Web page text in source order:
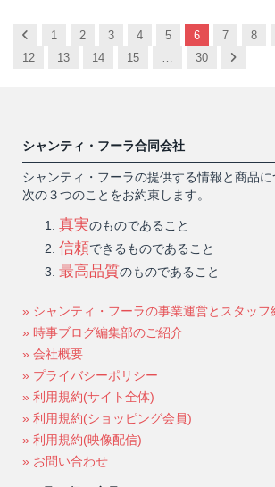
Previous
1 2 3 4 5 6 7 8
12
13 14 15 … 30 Next
シャンティ・フーラ合同会社
シャンティ・フーラの提供する情報と商品
次の３つのことをお約束します。
真実のものであること
信頼できるものであること
最高品質のものであること
» シャンティ・フーラの事業運営とスタッフ
» 時事ブログ編集部のご紹介
» 会社概要
» プライバシーポリシー
» 利用規約(サイト全体)
» 利用規約(ショッピング会員)
» 利用規約(映像配信)
» お問い合わせ